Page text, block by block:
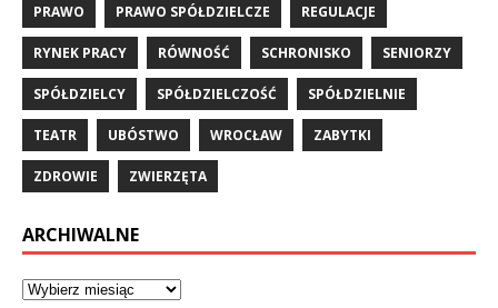
PRAWO PRAWO SPÓŁDZIELCZE REGULACJE
RYNEK PRACY RÓWNOŚĆ SCHRONISKO SENIORZY
SPÓŁDZIELCY SPÓŁDZIELCZOŚĆ SPÓŁDZIELNIE
TEATR UBÓSTWO WROCŁAW ZABYTKI
ZDROWIE ZWIERZĘTA
ARCHIWALNE